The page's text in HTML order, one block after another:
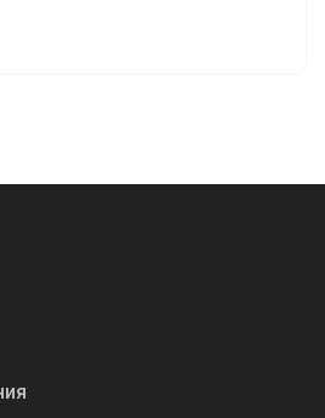
идеи. В статье разберем